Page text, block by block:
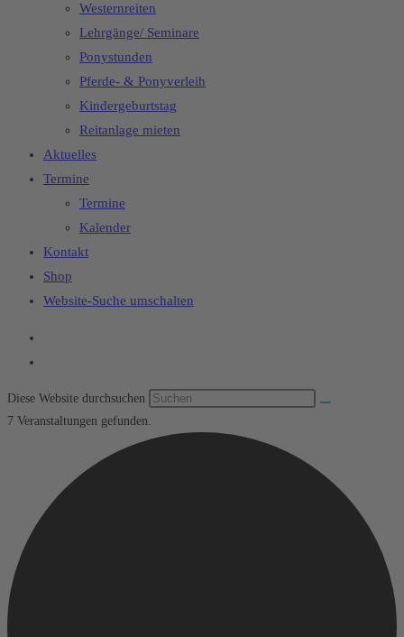
Westernreiten
Lehrgänge/ Seminare
Ponystunden
Pferde- & Ponyverleih
Kindergeburtstag
Reitanlage mieten
Aktuelles
Termine
Termine
Kalender
Kontakt
Shop
Website-Suche umschalten
Diese Website durchsuchen
7 Veranstaltungen gefunden.